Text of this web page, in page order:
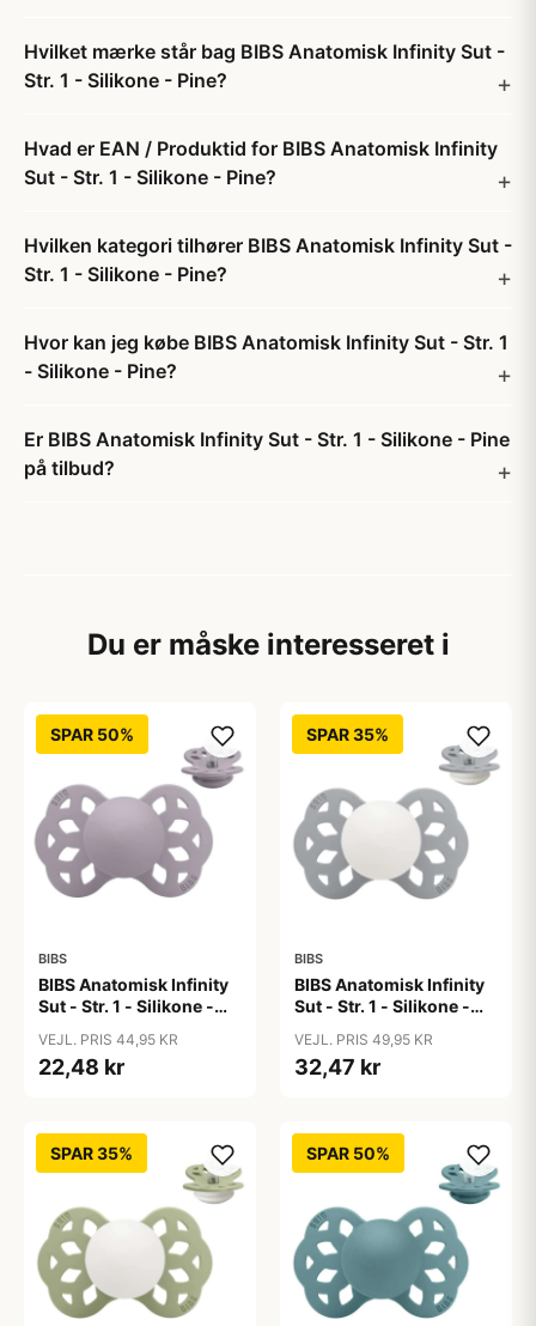
Hvilket mærke står bag BIBS Anatomisk Infinity Sut -
Str. 1 - Silikone - Pine?
Hvad er EAN / Produktid for BIBS Anatomisk Infinity
Sut - Str. 1 - Silikone - Pine?
Hvilken kategori tilhører BIBS Anatomisk Infinity Sut -
Str. 1 - Silikone - Pine?
Hvor kan jeg købe BIBS Anatomisk Infinity Sut - Str. 1
- Silikone - Pine?
Er BIBS Anatomisk Infinity Sut - Str. 1 - Silikone - Pine
på tilbud?
Du er måske interesseret i
SPAR 50%
BIBS
BIBS Anatomisk Infinity
Sut - Str. 1 - Silikone -
VEJL. PRIS 44,95 KR
22,48 kr
SPAR 35%
BIBS
BIBS Anatomisk Infinity
Sut - Str. 1 - Silikone -
VEJL. PRIS 49,95 KR
32,47 kr
SPAR 35% SPAR 50%